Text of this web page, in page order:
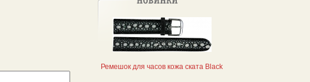
Ремешок для часов кожа ската Black